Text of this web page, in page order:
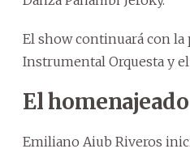
El show continuará con la
Instrumental Orquesta y
El homenajeado
Emiliano Aiub Riveros